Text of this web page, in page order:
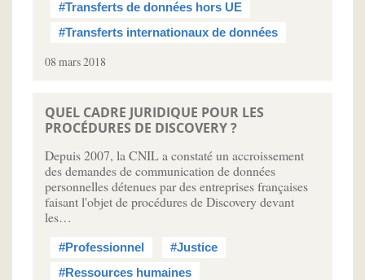
#Transferts de données hors UE
#Transferts internationaux de données
08 mars 2018
QUEL CADRE JURIDIQUE POUR LES
PROCÉDURES DE DISCOVERY ?
Depuis 2007, la CNIL a constaté un accroissement
des demandes de communication de données
personnelles détenues par des entreprises françaises
faisant l'objet de procédures de Discovery devant
les…
#Professionnel
#Justice
#Ressources humaines